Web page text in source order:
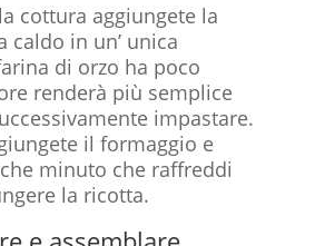
cottura aggiungete la
caldo in un’ unica
di orzo ha poco
renderà più semplice
impastare.
il formaggio e
minuto che raffreddi
la ricotta.